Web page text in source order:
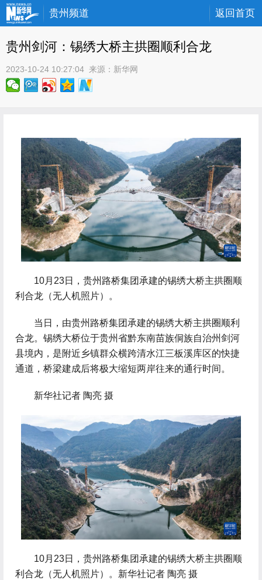
贵州频道 返回首页
贵州剑河：锡绣大桥主拱圈顺利合龙
2023-10-24 10:27:04 来源： 新华网
10月23日，贵州路桥集团承建的锡绣大桥主拱圈顺
利合龙（无人机照片）。
当日，由贵州路桥集团承建的锡绣大桥主拱圈顺利
合龙。锡绣大桥位于贵州省黔东南苗族侗族自治州剑河
县境内，是附近乡镇群众横跨清水江三板溪库区的快捷
通道，桥梁建成后将极大缩短两岸往来的通行时间。
新华社记者 陶亮 摄
10月23日，贵州路桥集团承建的锡绣大桥主拱圈顺
利合龙（无人机照片）。新华社记者 陶亮 摄